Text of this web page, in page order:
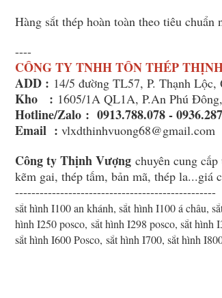
Hàng sắt thép hoàn toàn theo tiêu chuẩn
----
CÔNG TY TNHH TÔN THÉP
ADD : 14/5 đường TL57, P. Thạnh
Kho : 1605/1A QL1A, P.An Phú
Hotline/Zalo : 0913.788.078 -
Email : vlxdthinhvuong68@gmail.com
Công ty Thịnh Vượng chuyên cung
kẽm gai, thép tấm, bản mã, thép la...giá
-------------------------------------------------
sắt hình I100 an khánh, sắt hình I100 á châu,
hình I250 posco, sắt hình I298 posco, sắt hình
sắt hình I600 Posco, sắt hình I700, sắt hình